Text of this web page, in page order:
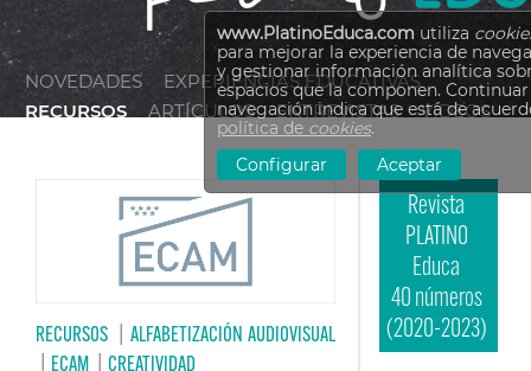
www.PlatinoEduca.com utiliza
para mejorar la experiencia de
y gestionar información analítica
espacios que la componen.
navegación indica que está de
política de cookies.
Configurar
Aceptar
NOVEDADES
EXPERIENCIAS EDUCATIVAS
RECURSOS
ARTÍCULOS ENTREVISTAS VÍDEOS
RECURSOS |ALFABETIZACIÓN AUDIOVISUAL
ECAM CREATIVIDAD
Revista
PLATINO
Educa
40 números
(2020-2023)